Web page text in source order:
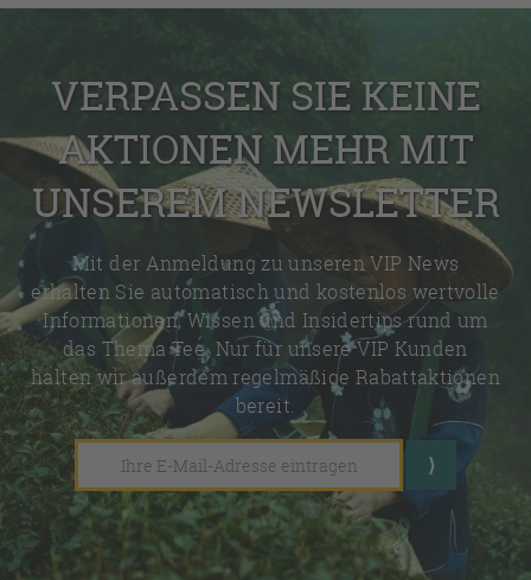
VERPASSEN SIE KEINE
AKTIONEN MEHR MIT
UNSEREM NEWSLETTER
Mit der Anmeldung zu unseren VIP News
erhalten Sie automatisch und kostenlos wertvolle
Informationen, Wissen und Insidertips rund um
das Thema Tee. Nur für unsere VIP Kunden
halten wir außerdem regelmäßige Rabattaktionen
bereit.